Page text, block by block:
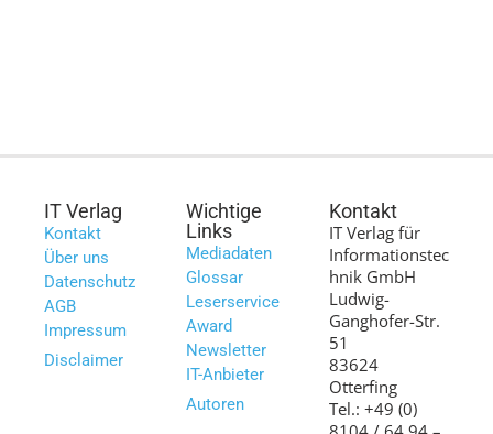
IT Verlag
Kontakt
Über uns
Datenschutz
AGB
Impressum
Disclaimer
Wichtige
Links
Mediadaten
Glossar
Leserservice
Award
Newsletter
IT-Anbieter
Autoren
Kontakt
IT Verlag für
Informationstec
hnik GmbH
Ludwig-
Ganghofer-Str.
51
83624
Otterfing
Tel.: +49 (0)